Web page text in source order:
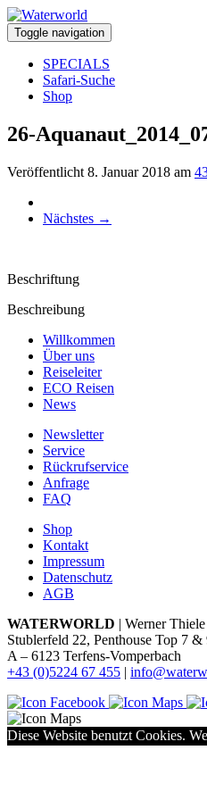
Toggle navigation
SPECIALS
Safari-Suche
Shop
26-
Veröffentlicht 8. Januar 2018 am
Nächstes →
Beschriftung
Beschreibung
Willkommen
Über uns
Reiseleiter
ECO Reisen
News
Newsletter
Service
Rückrufservice
Anfrage
FAQ
Shop
Kontakt
Impressum
Datenschutz
AGB
WATERWORLD | Werner
Stublerfeld 22, Penthouse Top 7 &
A – 6123 Terfens-Vomperbach
+43 (0)5224 67 455 |
Diese Website benutzt Cookies.